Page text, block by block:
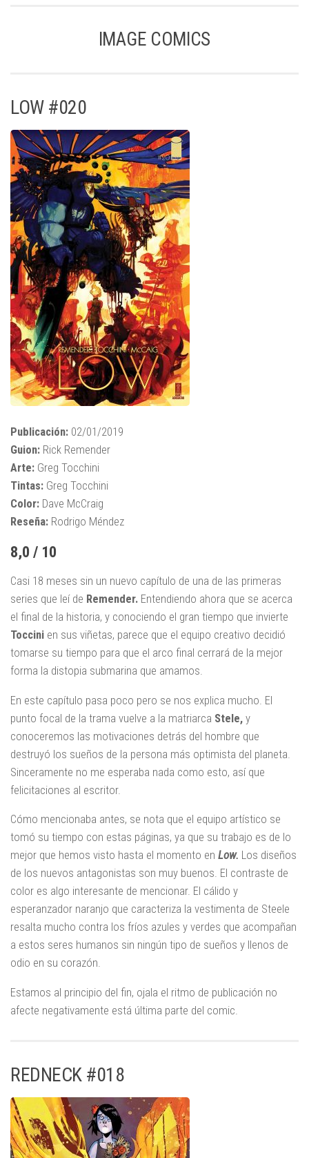
IMAGE COMICS
LOW #020
Publicación: 02/01/2019
Guion: Rick Remender
Arte: Greg Tocchini
Tintas: Greg Tocchini
Color: Dave McCraig
Reseña: Rodrigo Méndez
8,0 / 10
Casi 18 meses sin un nuevo capítulo de una de las primeras
series que leí de Remender. Entendiendo ahora que se acerca
el final de la historia, y conociendo el gran tiempo que invierte
Toccini en sus viñetas, parece que el equipo creativo decidió
tomarse su tiempo para que el arco final cerrará de la mejor
forma la distopia submarina que amamos.
En este capítulo pasa poco pero se nos explica mucho. El
punto focal de la trama vuelve a la matriarca Stele, y
conoceremos las motivaciones detrás del hombre que
destruyó los sueños de la persona más optimista del planeta.
Sinceramente no me esperaba nada como esto, así que
felicitaciones al escritor.
Cómo mencionaba antes, se nota que el equipo artístico se
tomó su tiempo con estas páginas, ya que su trabajo es de lo
mejor que hemos visto hasta el momento en Low. Los diseños
de los nuevos antagonistas son muy buenos. El contraste de
color es algo interesante de mencionar. El cálido y
esperanzador naranjo que caracteriza la vestimenta de Steele
resalta mucho contra los fríos azules y verdes que acompañan
a estos seres humanos sin ningún tipo de sueños y llenos de
odio en su corazón.
Estamos al principio del fin, ojala el ritmo de publicación no
afecte negativamente está última parte del comic.
REDNECK #018